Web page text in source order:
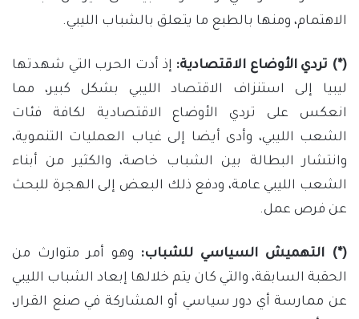
الاهتمام، ومنها بالطبع ما يتعلق بالشباب الليبي.
(*) تردي الأوضاع الاقتصادية: إذ أدت الحرب التي شهدتها
ليبيا إلى استنزاف الاقتصاد الليبي بشكل كبير، مما
انعكس على تردي الأوضاع الاقتصادية لكافة فئات
الشعب الليبي، وأدى أيضا إلى غياب العمليات التنموية،
وانتشار البطالة بين الشباب خاصة، والكثير من أبناء
الشعب الليبي عامة، ودفع ذلك البعض إلى الهجرة للبحث
عن فرص عمل.
(*) التهميش السياسي للشباب: وهو أمر متوارث من
الحقبة السابقة، والتي كان يتم خلالها إبعاد الشباب الليبي
عن ممارسة أي دور سياسي أو المشاركة في صنع القرار،